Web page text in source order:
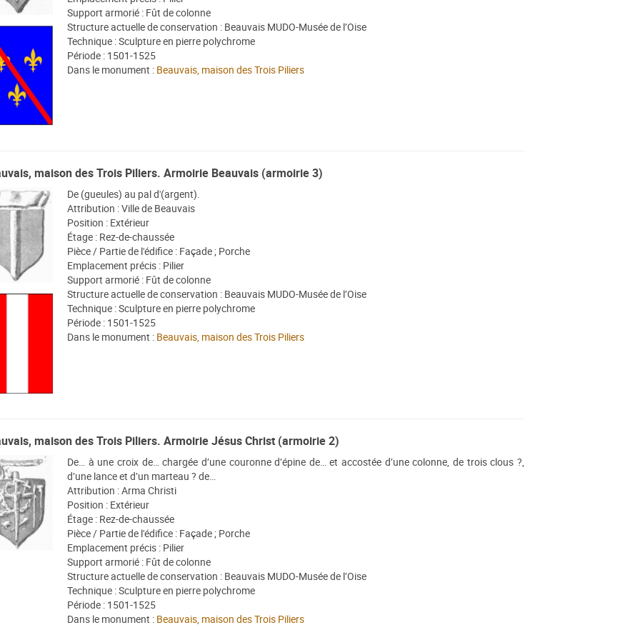
Support armorié : Fût de colonne
Structure actuelle de conservation : Beauvais MUDO-Musée de l’Oise
Technique : Sculpture en pierre polychrome
Période : 1501-1525
Dans le monument : Beauvais, maison des Trois Piliers
maison des Trois Piliers. Armoirie Beauvais (armoirie 3)
De (gueules) au pal d'(argent).
Attribution : Ville de Beauvais
Position : Extérieur
Étage : Rez-de-chaussée
Pièce / Partie de l'édifice : Façade ; Porche
Emplacement précis : Pilier
Support armorié : Fût de colonne
Structure actuelle de conservation : Beauvais MUDO-Musée de l’Oise
Technique : Sculpture en pierre polychrome
Période : 1501-1525
Dans le monument : Beauvais, maison des Trois Piliers
maison des Trois Piliers. Armoirie Jésus Christ (armoirie 2)
De… à une croix de… chargée d’une couronne d’épine de… et accostée d’une colonne, de trois clous ?,
d’une lance et d’un marteau ? de…
Attribution : Arma Christi
Position : Extérieur
Étage : Rez-de-chaussée
Pièce / Partie de l'édifice : Façade ; Porche
Emplacement précis : Pilier
Support armorié : Fût de colonne
Structure actuelle de conservation : Beauvais MUDO-Musée de l’Oise
Technique : Sculpture en pierre polychrome
Période : 1501-1525
Dans le monument : Beauvais, maison des Trois Piliers